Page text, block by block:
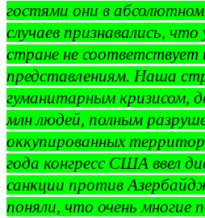
гостями они в
случаев признавались,
стране не
представлениям. Наша
гуманитарным кризисом,
млн людей, полным
оккупированных
года конгресс США ввел
санкции против
поняли, что очень многие